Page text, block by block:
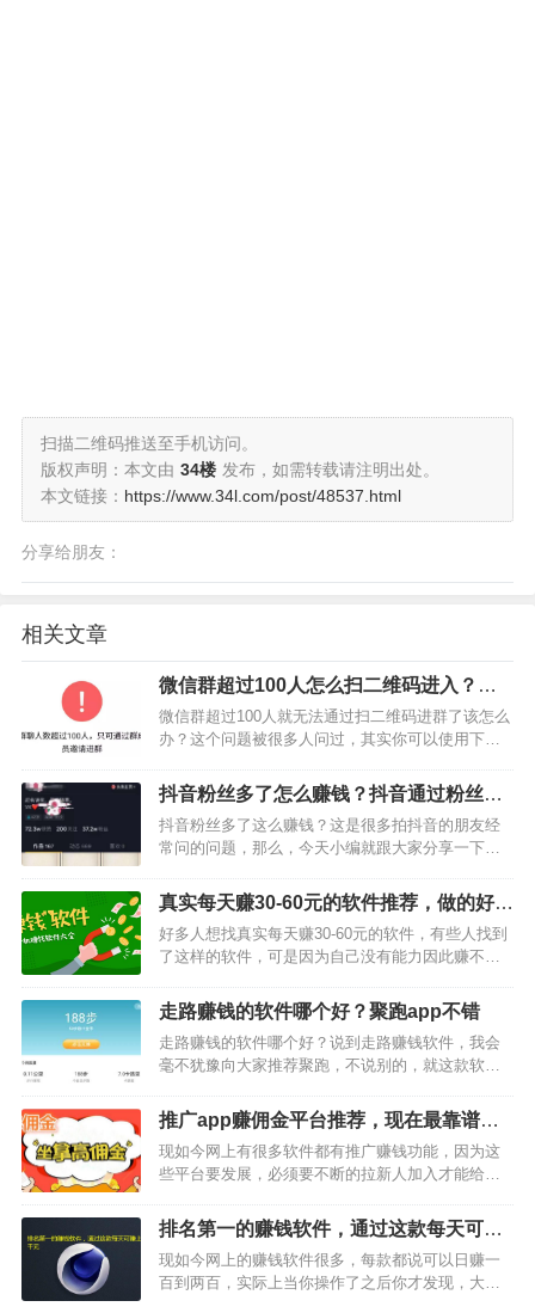
扫描二维码推送至手机访问。
版权声明：本文由 34楼 发布，如需转载请注明出处。
本文链接： https://www.34l.com/post/48537.html
分享给朋友：
相关文章
微信群超过100人怎么扫二维码进入？你
可以通过这两个方法解决
微信群超过100人就无法通过扫二维码进群了该怎么
办？这个问题被很多人问过，其实你可以使用下面
解决，下面详细介绍下吧。首先给大家介绍下群活
码是什么意思，所谓的群活码就是一个固定不变的
加群二维码，扫码…
抖音粉丝多了怎么赚钱？抖音通过粉丝赚
钱的方法分享
抖音粉丝多了这么赚钱？这是很多拍抖音的朋友经
常问的问题，那么，今天小编就跟大家分享一下如
别如下：第一种：粉丝打赏赚钱第一种最简单方便
的变现方式，你直播的时候向粉丝卖萌，撒娇，让
他们给你打赏就行，现…
真实每天赚30-60元的软件推荐，做的好可
日赚上百元以上
好多人想找真实每天赚30-60元的软件，有些人找到
了这样的软件，可是因为自己没有能力因此赚不到
想下就知道，没有哪个软件你下载就能每天免费给
你30-60元钱的，再怎么样，你都要通过自己的努力
去挣到，…
走路赚钱的软件哪个好？聚跑app不错
走路赚钱的软件哪个好？说到走路赚钱软件，我会
毫不犹豫向大家推荐聚跑，不说别的，就这款软件
那，这上面的钻石并不是现实中的钻石，只是平台
的矿石名称。这款软件上面的钻石1个值8.82元人民
币，如果大家…
推广app赚佣金平台推荐，现在最靠谱的
三款软件推荐
现如今网上有很多软件都有推广赚钱功能，因为这
些平台要发展，必须要不断的拉新人加入才能给他
今天小编整理了三款软件，都是现在最靠谱的推广
赚钱平台，下面已经做了详细介绍，大家可要好好
了解下哦。…
排名第一的赚钱软件，通过这款每天可赚
上千元
现如今网上的赚钱软件很多，每款都说可以日赚一
百到两百，实际上当你操作了之后你才发现，大部